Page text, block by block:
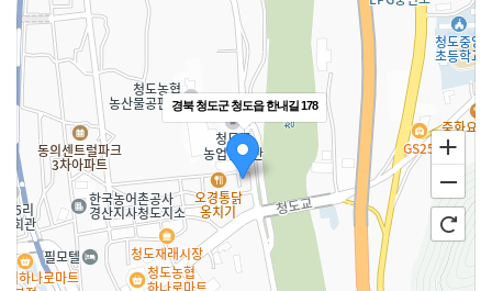
경북 청도군 청도읍 한내길 178